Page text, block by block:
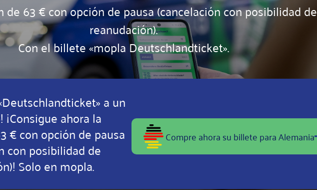
de 63 € con opción de pausa (cancelación con posibilidad de
reanudación).
Con el billete «mopla Deutschlandticket».
a un
ahora la
€ con opción de pausa
con posibilidad de
Solo en mopla.
Compre ahora su billete para Alemania